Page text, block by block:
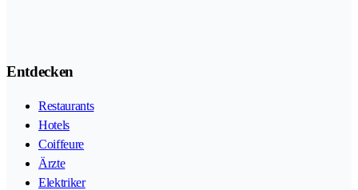
Entdecken
Restaurants
Hotels
Coiffeure
Ärzte
Elektriker